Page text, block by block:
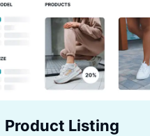
Search
Nástroj Search
výsledky vďaka viac